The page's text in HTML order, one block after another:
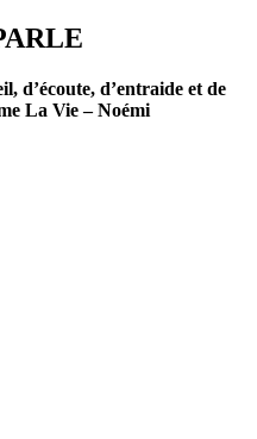
d’écoute, d’entraide et de
La Vie – Noémi